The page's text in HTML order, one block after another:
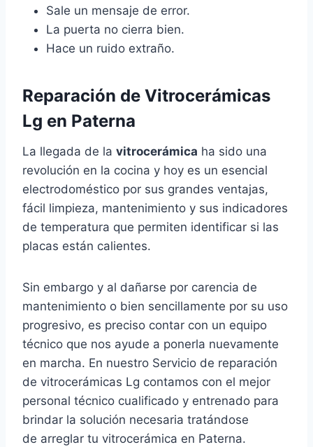
Sale un mensaje de error.
La puerta no cierra bien.
Hace un ruido extraño.
Reparación de Vitrocerámicas
Lg en Paterna
La llegada de la vitrocerámica ha sido una
revolución en la cocina y hoy es un esencial
electrodoméstico por sus grandes ventajas,
fácil limpieza, mantenimiento y sus indicadores
de temperatura que permiten identificar si las
placas están calientes.
Sin embargo y al dañarse por carencia de
mantenimiento o bien sencillamente por su uso
progresivo, es preciso contar con un equipo
técnico que nos ayude a ponerla nuevamente
en marcha. En nuestro Servicio de reparación
de vitrocerámicas Lg contamos con el mejor
personal técnico cualificado y entrenado para
brindar la solución necesaria tratándose
de arreglar tu vitrocerámica en Paterna.